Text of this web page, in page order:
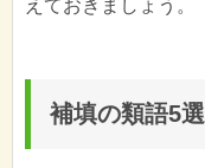
えておきましょう。
補填の類語5選